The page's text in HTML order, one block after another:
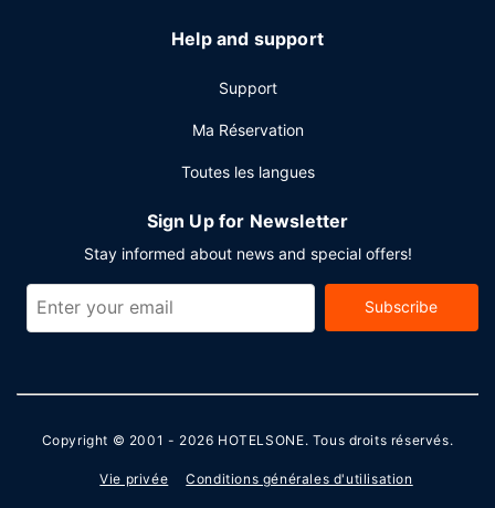
Help and support
Support
Ma Réservation
Toutes les langues
Sign Up for Newsletter
Stay informed about news and special offers!
Subscribe
Copyright © 2001 - 2026 HOTELSONE. Tous droits réservés.
Vie privée Conditions générales d'utilisation